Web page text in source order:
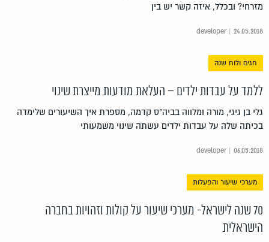
מזרחי? ובכלל, איזה קשר יש בין
developer | 24.05.2018
חגים ולוח שנה
ללמד על עבדות ילדים – העלאת מודעות מייצרת שינוי
גלי בן גיגי, מורה ומלווה בביה"ס קדמה, מספרת איך השיעורים שלימדה
בכיתה שלה על עבדות ילדים עשתה שינוי משמעותי
developer | 06.05.2018
מערכי שיעור והפעלות
70 שנה לישראל- מערכי שיעור על קולות וזהויות בחברה
הישראלית